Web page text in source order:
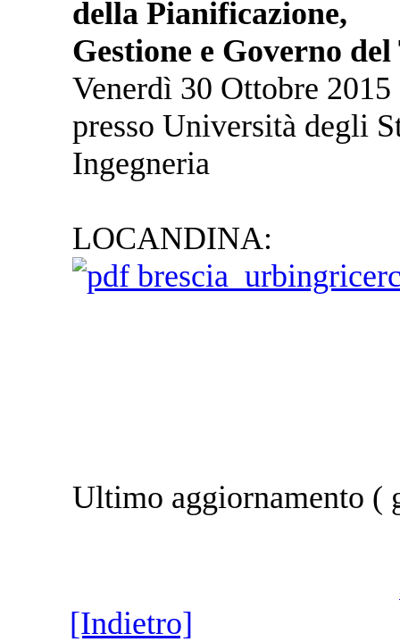
della Pianificazione,
Gestione e Governo
Venerdì 30 Ottobre
presso Università degli
Ingegneria
LOCANDINA:
Ultimo aggiornamento
[Indietro]